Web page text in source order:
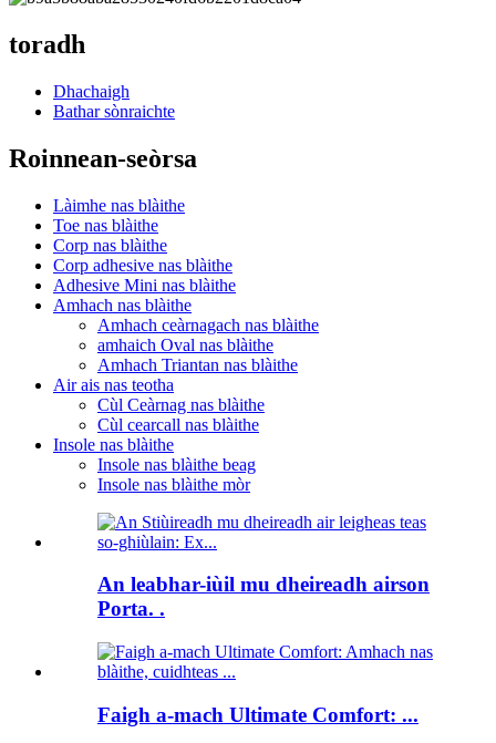
toradh
Dhachaigh
Bathar sònraichte
Roinnean-seòrsa
Làimhe nas blàithe
Toe nas blàithe
Corp nas blàithe
Corp adhesive nas blàithe
Adhesive Mini nas blàithe
Amhach nas blàithe
Amhach ceàrnagach nas blàithe
amhaich Oval nas blàithe
Amhach Triantan nas blàithe
Air ais nas teotha
Cùl Ceàrnag nas blàithe
Cùl cearcall nas blàithe
Insole nas blàithe
Insole nas blàithe beag
Insole nas blàithe mòr
An leabhar-iùil mu dheireadh airson
Porta. .
Faigh a-mach Ultimate Comfort: ...